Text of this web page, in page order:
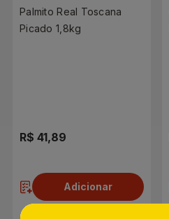
Palmito Real Toscana
Picado 1,8kg
R$ 41,89
Adicionar